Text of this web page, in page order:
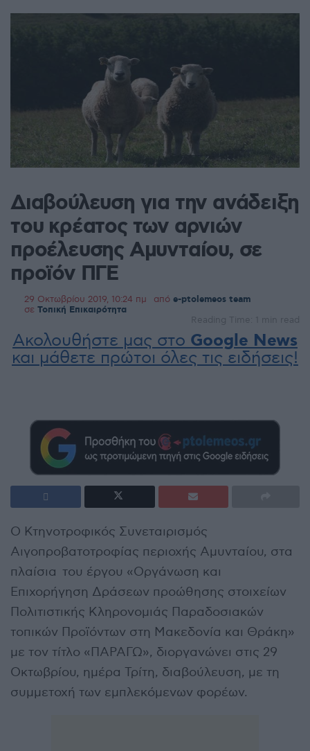
Διαβούλευση για την ανάδειξη
του κρέατος των αρνιών
προέλευσης Αμυνταίου, σε
προϊόν ΠΓΕ
29 Οκτωβρίου 2019, 10:24 πμ από e-ptolemeos team
σε Τοπική Επικαιρότητα
Reading Time: 1 min read
Ακολουθήστε μας στο Google News
και μάθετε πρώτοι όλες τις ειδήσεις!
Ο Κτηνοτροφικός Συνεταιρισμός
Αιγοπροβατοτροφίας περιοχής Αμυνταίου, στα
πλαίσια του έργου «Οργάνωση και
Επιχορήγηση Δράσεων προώθησης στοιχείων
Πολιτιστικής Κληρονομιάς Παραδοσιακών
τοπικών Προϊόντων στη Μακεδονία και Θράκη»
με τον τίτλο «ΠΑΡΑΓΩ», διοργανώνει στις 29
Οκτωβρίου, ημέρα Τρίτη, διαβούλευση, με τη
συμμετοχή των εμπλεκόμενων φορέων.